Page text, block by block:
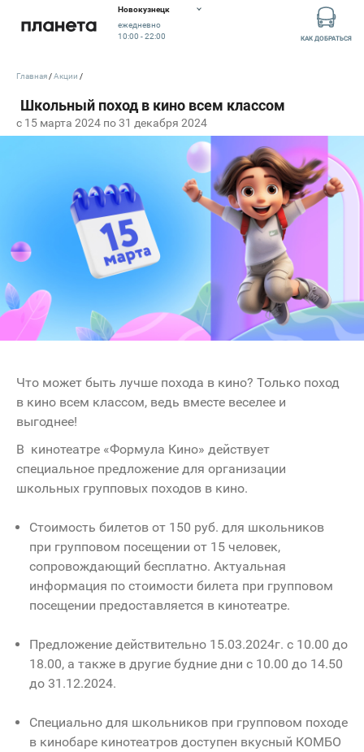
Новокузнецк
ежедневно
10:00 - 22:00
КАК ДОБРАТЬСЯ
c 15 марта 2024 по 31 декабря 2024
Главная Акции
Что может быть лучше похода в кино? Только поход
в кино всем классом, ведь вместе веселее и
выгоднее!
В кинотеатре «Формула Кино» действует
специальное предложение для организации
школьных групповых походов в кино.
Стоимость билетов от 150 руб. для школьников
при групповом посещении от 15 человек,
сопровождающий бесплатно. Актуальная
информация по стоимости билета при групповом
посещении предоставляется в кинотеатре.
Предложение действительно 15.03.2024г. с 10.00 до
18.00, а также в другие будние дни с 10.00 до 14.50
до 31.12.2024.
Специально для школьников при групповом походе
в кинобаре кинотеатров доступен вкусный КОМБО